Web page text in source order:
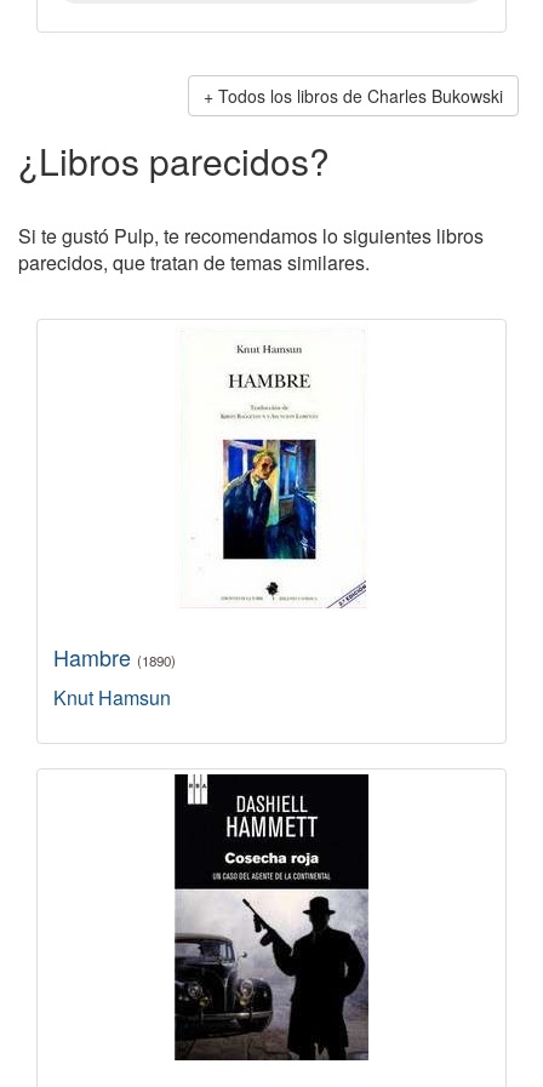
Todos los libros de Charles Bukowski
¿Libros parecidos?
Si te gustó Pulp, te recomendamos lo siguientes libros
parecidos, que tratan de temas similares.
Hambre (1890)
Knut Hamsun